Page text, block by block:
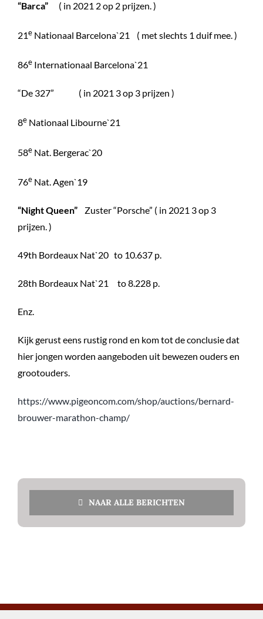
“Barca” ( in 2021 2 op 2 prijzen. )
21e Nationaal Barcelona`21 ( met slechts 1 duif mee. )
86e Internationaal Barcelona`21
“De 327” ( in 2021 3 op 3 prijzen )
8e Nationaal Libourne`21
58e Nat. Bergerac`20
76e Nat. Agen`19
“Night Queen” Zuster “Porsche” ( in 2021 3 op 3
prijzen. )
49th Bordeaux Nat`20 to 10.637 p.
28th Bordeaux Nat`21 to 8.228 p.
Enz.
Kijk gerust eens rustig rond en kom tot de conclusie dat
hier jongen worden aangeboden uit bewezen ouders en
grootouders.
https://www.pigeoncom.com/shop/auctions/bernard-
brouwer-marathon-champ/
NAAR ALLE BERICHTEN